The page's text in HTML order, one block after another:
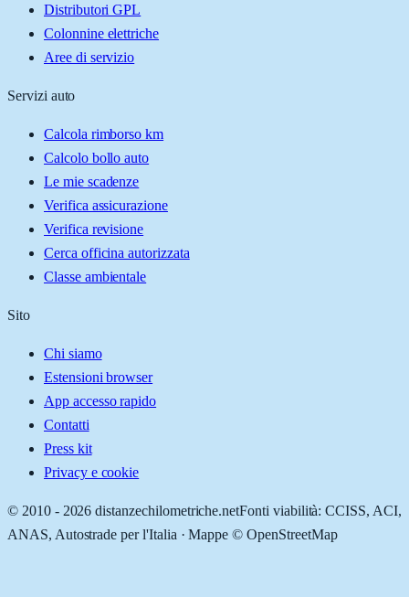
Distributori GPL
Colonnine elettriche
Aree di servizio
Servizi auto
Calcola rimborso km
Calcolo bollo auto
Le mie scadenze
Verifica assicurazione
Verifica revisione
Cerca officina autorizzata
Classe ambientale
Sito
Chi siamo
Estensioni browser
App accesso rapido
Contatti
Press kit
Privacy e cookie
© 2010 - 2026 distanzechilometriche.netFonti viabilità: CCISS, ACI,
ANAS, Autostrade per l'Italia · Mappe © OpenStreetMap